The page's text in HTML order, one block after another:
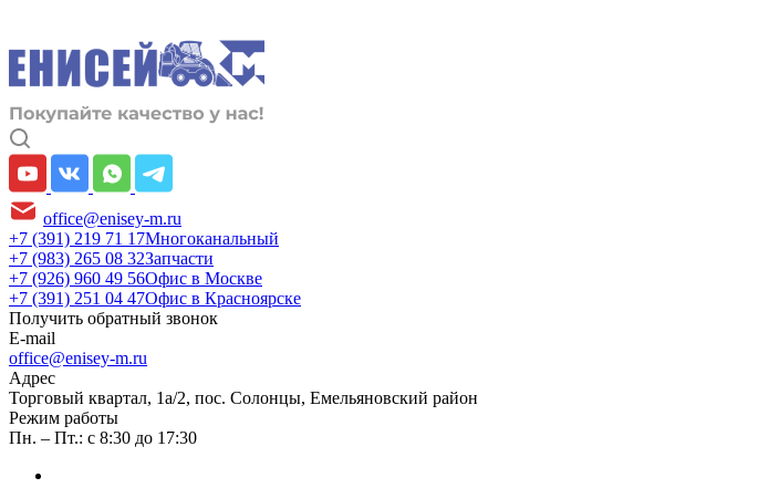
office@enisey-m.ru
+7 (391) 219 71 17Многоканальный
+7 (983) 265 08 32Запчасти
+7 (926) 960 49 56Офис в Москве
+7 (391) 251 04 47Офис в Красноярске
Получить обратный звонок
E-mail
office@enisey-m.ru
Адрес
​Торговый квартал, 1а/2, пос. Солонцы, Емельяновский район
Режим работы
Пн. – Пт.: с 8:30 до 17:30